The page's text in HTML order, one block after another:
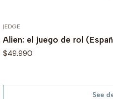
|EDGE
Alien: el juego de rol
$49.990
See